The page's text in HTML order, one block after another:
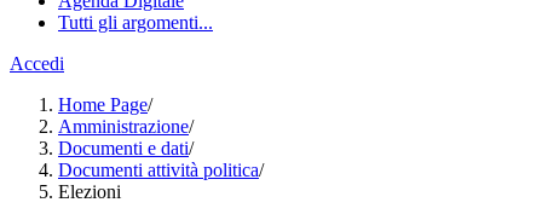
Tutti gli argomenti...
Accedi
Home Page/
Amministrazione/
Documenti e dati/
Documenti attività politica/
Elezioni